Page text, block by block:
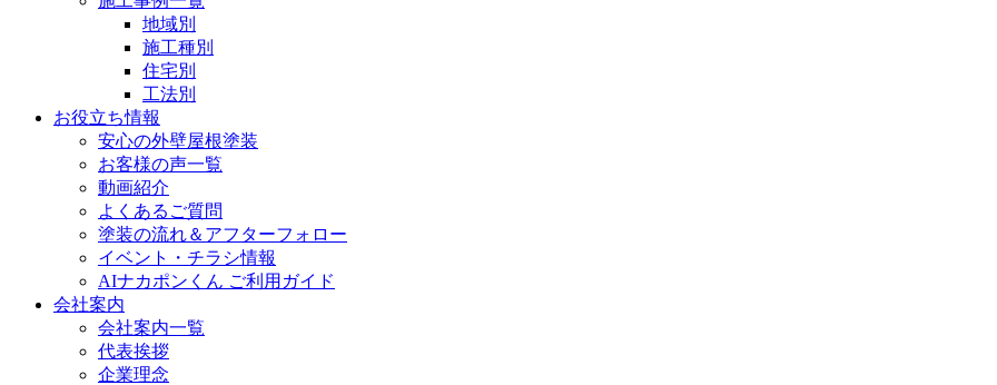
地域別
施工種別
住宅別
工法別
お役立ち情報
安心の外壁屋根塗装
お客様の声一覧
動画紹介
よくあるご質問
塗装の流れ＆アフターフォロー
イベント・チラシ情報
AIナカポンくん ご利用ガイド
会社案内
会社案内一覧
代表挨拶
企業理念